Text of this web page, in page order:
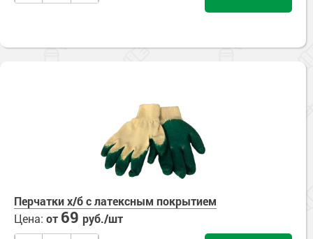
Перчатки х/б с латексным покрытием
Цена: от 69 руб./шт